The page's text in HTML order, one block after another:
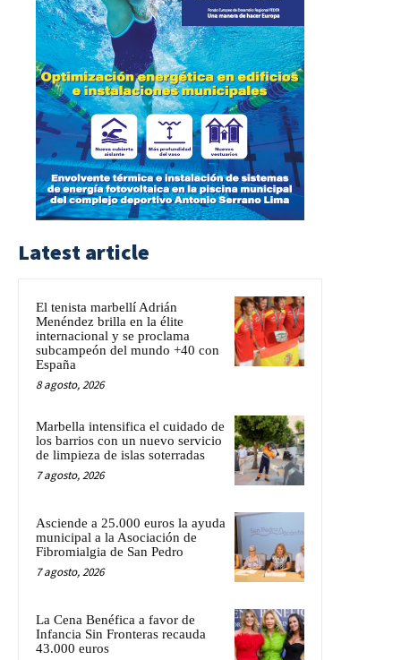
Latest article
El tenista marbellí Adrián
Menéndez brilla en la élite
internacional y se proclama
subcampeón del mundo +40 con
España
8 agosto, 2026
Marbella intensifica el cuidado de
los barrios con un nuevo servicio
de limpieza de islas soterradas
7 agosto, 2026
Asciende a 25.000 euros la ayuda
municipal a la Asociación de
Fibromialgia de San Pedro
7 agosto, 2026
La Cena Benéfica a favor de
Infancia Sin Fronteras recauda
43.000 euros